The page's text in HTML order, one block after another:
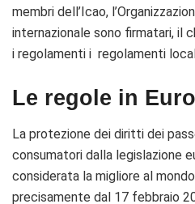
membri dell’Icao,
internazionale sono firmatari, il
i regolamenti i regolamenti
Le regole in
La protezione dei diritti dei
consumatori dalla legislazione
considerata la migliore al
precisamente dal 17 febbraio